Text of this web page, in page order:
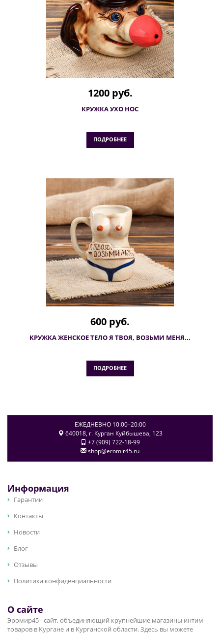
1200 руб.
КРУЖКА УХО НОС
ПОДРОБНЕЕ
600 руб.
КРУЖКА ЖЕНСКОЕ ТЕЛО Я ТВОЯ, ВОЗЬМИ МЕНЯ...
ПОДРОБНЕЕ
ЕЖЕДНЕВНО 10:00–20:00
640018, г. Курган Куйбышева, 123
+7 (909) 722-18-99
shop@eromir45.ru
Информация
Гарантии
Контакты
Новости
Блог
Отзывы
Политика конфиденциальности
О сайте
Эромир45 - сайт, объединяющий крупнейшие магазины интим-
товаров в Кургане и в Курганской области. Здесь вы можете